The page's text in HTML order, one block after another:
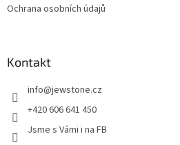
Ochrana osobních údajů
Kontakt
info@jewstone.cz
+420 606 641 450
Jsme s Vámi i na FB